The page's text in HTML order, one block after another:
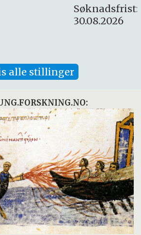
alle stillinger